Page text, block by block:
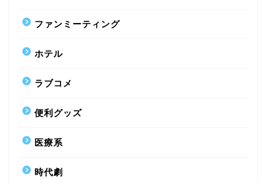
ファンミーティング
ホテル
ラブコメ
便利グッズ
医療系
時代劇